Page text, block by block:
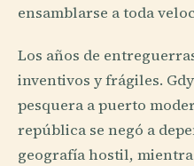
ensamblarse a toda
Los años de
inventivos y frágiles.
pesquera a puerto
república se negó a
geografía hostil,